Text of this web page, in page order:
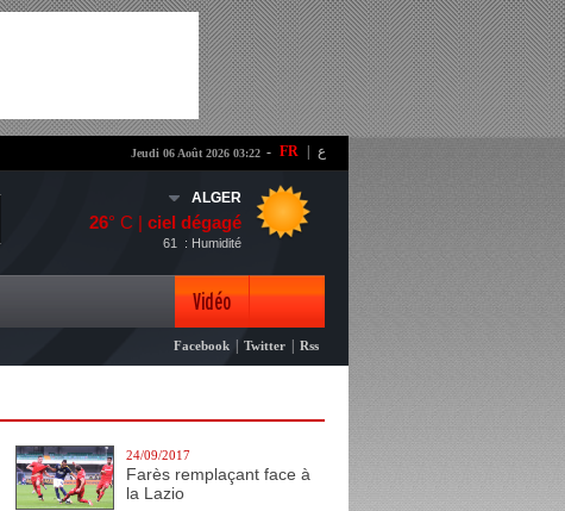
- FR ع Jeudi 06 Août 2026 03:22
ALGER
26° C | ciel dégagé
: Humidité
61
Vidéo
Photo
Facebook Twitter Rss
24/09/2017
Farès remplaçant face à
la Lazio